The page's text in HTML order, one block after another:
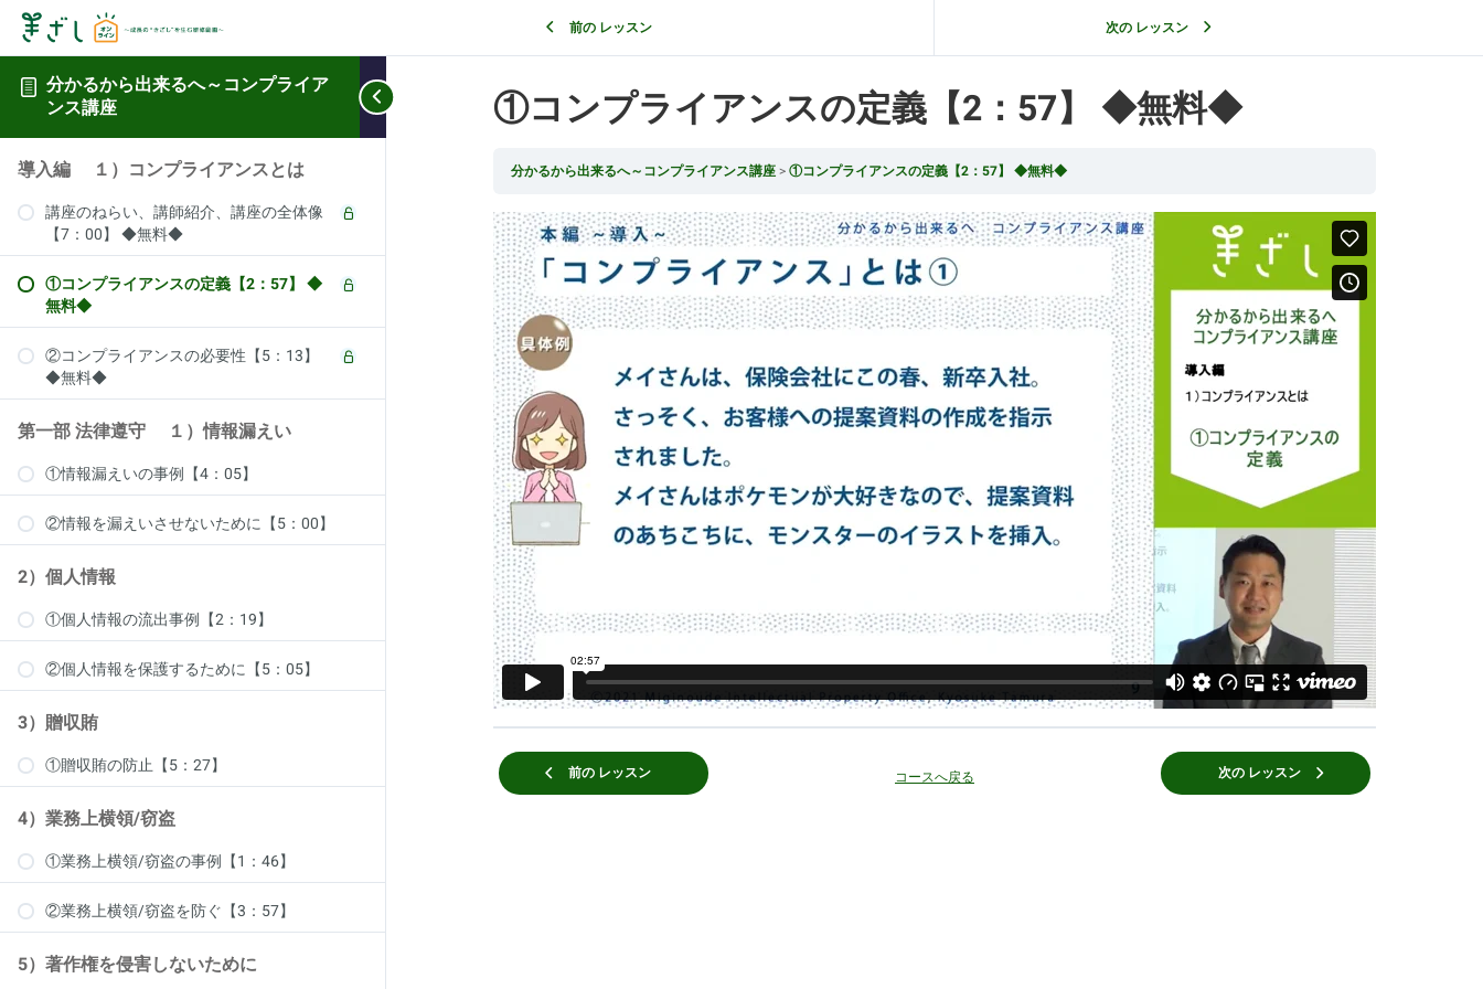
分かるから出来るへ～コンプライア
ンス講座
導入編 １）コンプライアンスとは
講座のねらい、講師紹介、講座の全体像
【7：00】 ◆無料◆
①コンプライアンスの定義【2：57】 ◆
無料◆
②コンプライアンスの必要性【5：13】
◆無料◆
第一部 法律遵守 １）情報漏えい
①情報漏えいの事例【4：05】
②情報を漏えいさせないために【5：00】
2）個人情報
①個人情報の流出事例【2：19】
②個人情報を保護するために【5：05】
3）贈収賄
①贈収賄の防止【5：27】
4）業務上横領/窃盗
①業務上横領/窃盗の事例【1：46】
②業務上横領/窃盗を防ぐ【3：57】
5）著作権を侵害しないために
前の レッスン 次の レッスン
①コンプライアンスの定義【2：57】 ◆無料◆
分かるから出来るへ～コンプライアンス講座 ①コンプライアンスの定義【2：57】 ◆無料◆
前の レッスン コースへ戻る 次の レッスン